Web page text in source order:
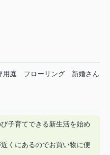
用庭 フローリング
新婚さん
子育てできる新生活を始め
くにあるのでお買い物に便